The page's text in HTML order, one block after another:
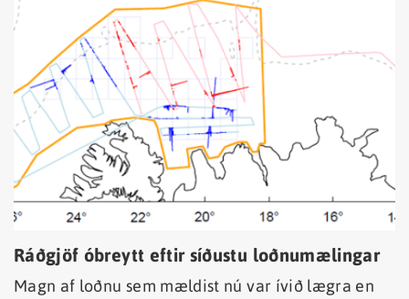
Ráðgjöf óbreytt eftir síðustu loðnumælingar
Magn af loðnu sem mældist nú var ívið lægra en